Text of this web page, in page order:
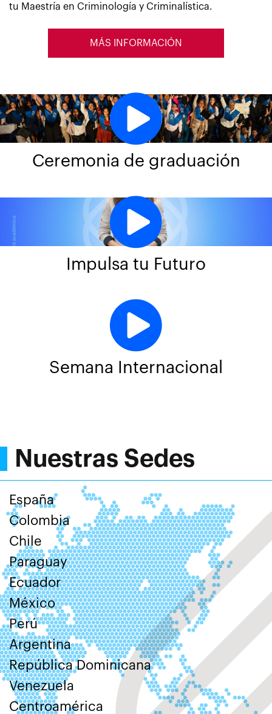
tu Maestría en Criminología y Criminalística.
MÁS INFORMACIÓN
Ceremonia de graduación
Impulsa tu Futuro
Semana Internacional
Nuestras Sedes
España
Colombia
Chile
Paraguay
Ecuador
México
Perú
Argentina
República Dominicana
Venezuela
Centroamérica